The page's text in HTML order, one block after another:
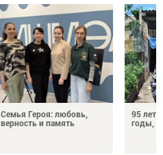
Семья Героя: любовь,
верность и память
95 лет
годы,